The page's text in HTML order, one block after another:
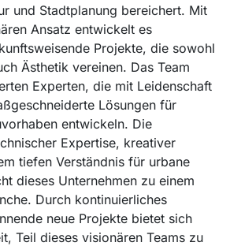
und Stadtplanung bereichert. Mit
Ansatz entwickelt es
Projekte, die sowohl
Ästhetik vereinen. Das Team
Experten, die mit Leidenschaft
Lösungen für
entwickeln. Die
Expertise, kreativer
tiefen Verständnis für urbane
dieses Unternehmen zu einem
Durch kontinuierliches
neue Projekte bietet sich
Teil dieses visionären Teams zu